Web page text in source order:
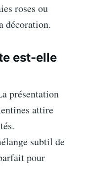
roses ou
décoration.
est-elle
présentation
attire
subtil de
pour